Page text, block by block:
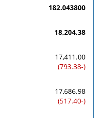
182.043800
18,204.38
17,411.00
(-793.38)
17,686.98
(-517.40)